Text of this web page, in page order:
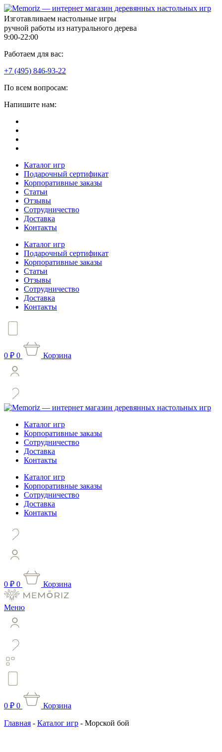
Изготавливаем настольные игры
ручной работы из натурального дерева
9:00-22:00
Работаем для вас:
+7 (495) 846-93-22
По всем вопросам:
Напишите нам:
Каталог игр
Подарочный сертификат
Корпоративные заказы
Статьи
Отзывы
Сотрудничество
Доставка
Контакты
Каталог игр
Подарочный сертификат
Корпоративные заказы
Статьи
Отзывы
Сотрудничество
Доставка
Контакты
0 ₽ 0 Корзина
Каталог игр
Корпоративные заказы
Сотрудничество
Доставка
Контакты
Каталог игр
Корпоративные заказы
Сотрудничество
Доставка
Контакты
0 ₽ 0 Корзина
Меню
0 ₽ 0 Корзина
Главная - Каталог игр - Морской бой